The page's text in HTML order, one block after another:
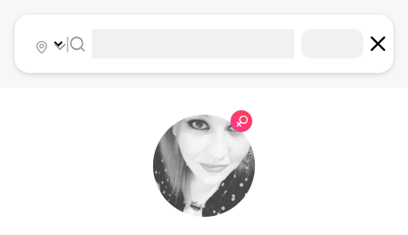
|